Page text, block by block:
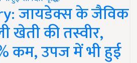
जायडेक्स के जैविक
खेती की तस्वीर,
कम, उपज में भी हुई